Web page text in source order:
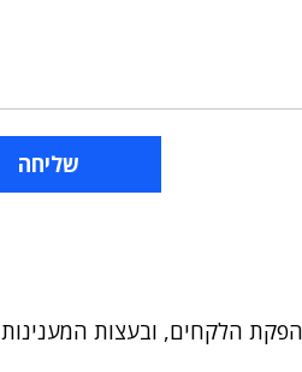
הלקחים, ובעצות המענינות